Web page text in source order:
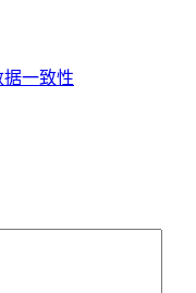
据一致性